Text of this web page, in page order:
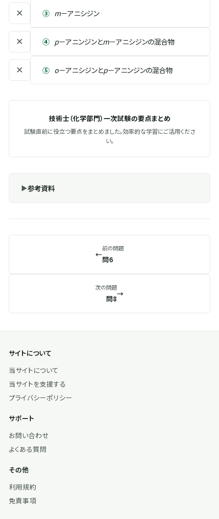
× ③ m－アニシジン
× ④ p－アニンジンとm－アニシジンの混合物
× ⑤ o－アニシジンとp－アニンジンの混合物
技術士（化学部門）一次試験の要点まとめ
試験直前に役立つ要点をまとめました。効率的な学習にご活用くださ
い。
参考資料
←
前の問題
問6
次の問題
問8
→
サイトについて
当サイトについて
当サイトを支援する
プライバシーポリシー
サポート
お問い合わせ
よくある質問
その他
利用規約
免責事項